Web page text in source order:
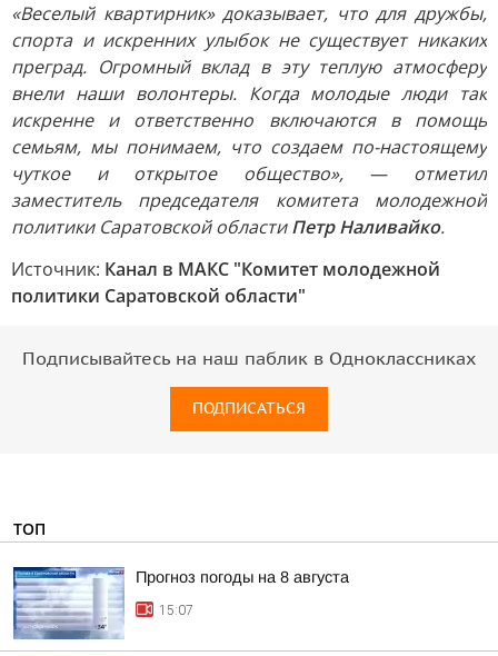
«Веселый квартирник» доказывает, что для дружбы,
спорта и искренних улыбок не существует никаких
преград. Огромный вклад в эту теплую атмосферу
внели наши волонтеры. Когда молодые люди так
искренне и ответственно включаются в помощь
семьям, мы понимаем, что создаем по-настоящему
чуткое и открытое общество», — отметил
заместитель председателя комитета молодежной
политики Саратовской областиПетр Наливайко.
Источник: Канал в МАКС "Комитет молодежной
политики Саратовской области"
Подписывайтесь на наш паблик в Одноклассниках
ПОДПИСАТЬСЯ
ТОП
Прогноз погоды на 8 августа
15:07